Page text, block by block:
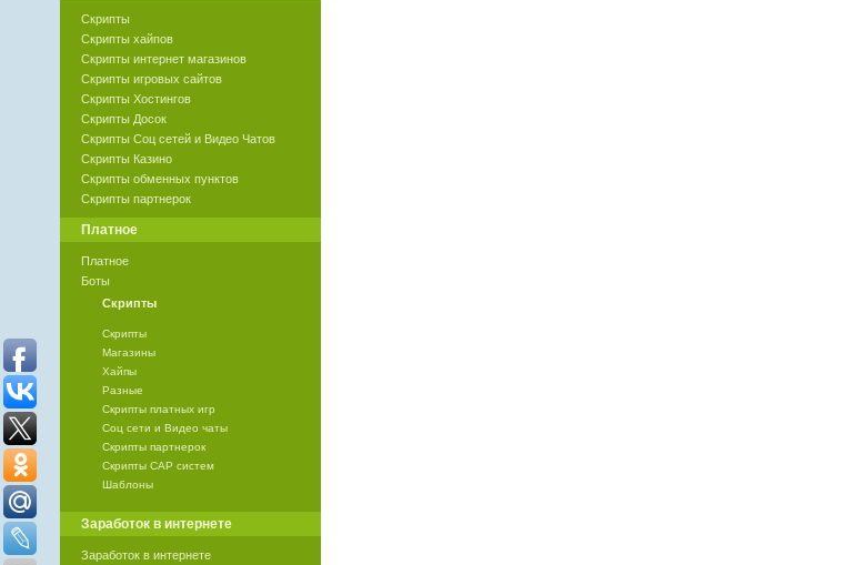
Скрипты
Скрипты хайпов
Скрипты интернет магазинов
Скрипты игровых сайтов
Скрипты Хостингов
Скрипты Досок
Скрипты Соц сетей и Видео Чатов
Скрипты Казино
Скрипты обменных пунктов
Скрипты партнерок
Платное
Платное
Боты
Скрипты
Скрипты
Магазины
Хайпы
Разные
Скрипты платных игр
Соц сети и Видео чаты
Скрипты партнерок
Скрипты САР систем
Шаблоны
Заработок в интернете
Заработок в интернете